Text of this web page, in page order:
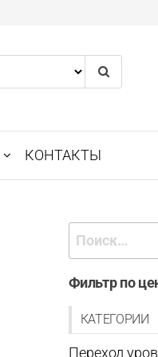
КОНТАКТЫ
Найти:
Фильтр по
КАТЕГОРИИ
Переход